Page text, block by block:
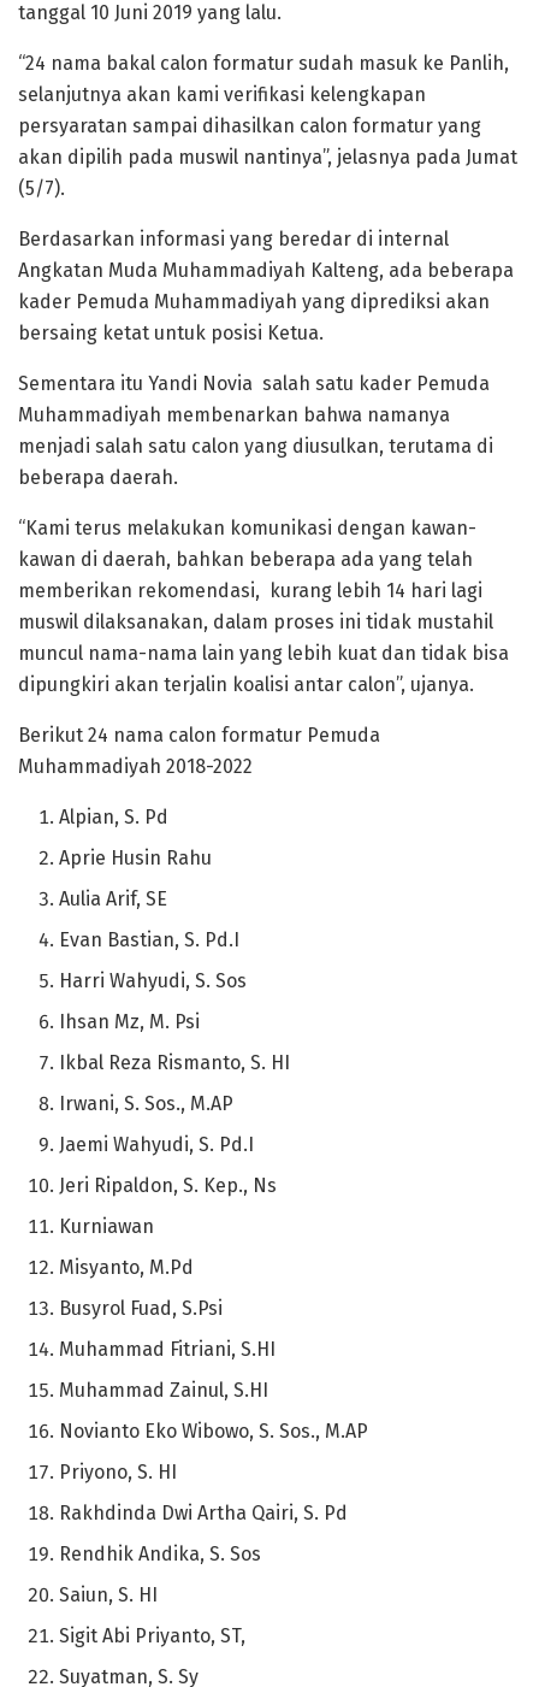
tanggal 10 Juni 2019 yang lalu.
“24 nama bakal calon formatur sudah masuk ke Panlih,
selanjutnya akan kami verifikasi kelengkapan
persyaratan sampai dihasilkan calon formatur yang
akan dipilih pada muswil nantinya”, jelasnya pada Jumat
(5/7).
Berdasarkan informasi yang beredar di internal
Angkatan Muda Muhammadiyah Kalteng, ada beberapa
kader Pemuda Muhammadiyah yang diprediksi akan
bersaing ketat untuk posisi Ketua.
Sementara itu Yandi Novia salah satu kader Pemuda
Muhammadiyah membenarkan bahwa namanya
menjadi salah satu calon yang diusulkan, terutama di
beberapa daerah.
“Kami terus melakukan komunikasi dengan kawan-
kawan di daerah, bahkan beberapa ada yang telah
memberikan rekomendasi, kurang lebih 14 hari lagi
muswil dilaksanakan, dalam proses ini tidak mustahil
muncul nama-nama lain yang lebih kuat dan tidak bisa
dipungkiri akan terjalin koalisi antar calon”, ujanya.
Berikut 24 nama calon formatur Pemuda
Muhammadiyah 2018-2022
Alpian, S. Pd
Aprie Husin Rahu
Aulia Arif, SE
Evan Bastian, S. Pd.I
Harri Wahyudi, S. Sos
Ihsan Mz, M. Psi
Ikbal Reza Rismanto, S. HI
Irwani, S. Sos., M.AP
Jaemi Wahyudi, S. Pd.I
Jeri Ripaldon, S. Kep., Ns
Kurniawan
Misyanto, M.Pd
Busyrol Fuad, S.Psi
Muhammad Fitriani, S.HI
Muhammad Zainul, S.HI
Novianto Eko Wibowo, S. Sos., M.AP
Priyono, S. HI
Rakhdinda Dwi Artha Qairi, S. Pd
Rendhik Andika, S. Sos
Saiun, S. HI
Sigit Abi Priyanto, ST,
Suyatman, S. Sy